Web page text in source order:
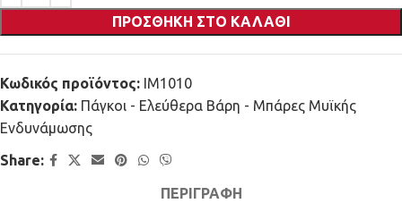
ΠΡΟΣΘΉΚΗ ΣΤΟ ΚΑΛΆΘΙ
Κωδικός προϊόντος: IM1010
Κατηγορία: Πάγκοι - Ελεύθερα Βάρη - Μπάρες Μυϊκής
Ενδυνάμωσης
Share:
ΠΕΡΙΓΡΑΦΉ